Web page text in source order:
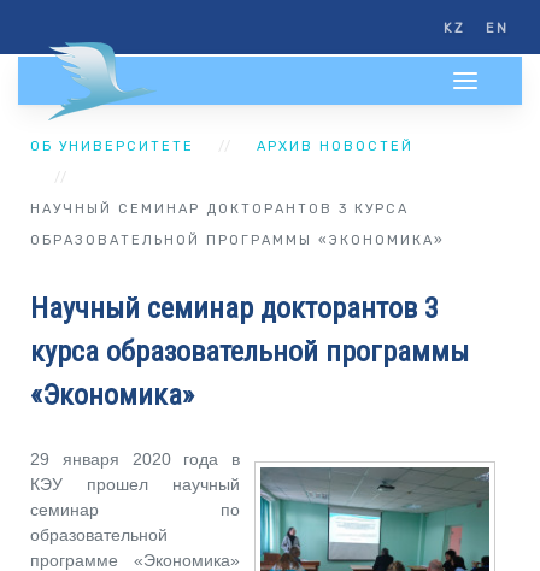
KZ EN
ОБ УНИВЕРСИТЕТЕ АРХИВ НОВОСТЕЙ
НАУЧНЫЙ СЕМИНАР ДОКТОРАНТОВ 3 КУРСА
ОБРАЗОВАТЕЛЬНОЙ ПРОГРАММЫ «ЭКОНОМИКА»
Научный семинар докторантов 3
курса образовательной программы
«Экономика»
29 января 2020 года в
КЭУ прошел научный
семинар по
образовательной
программе «Экономика»